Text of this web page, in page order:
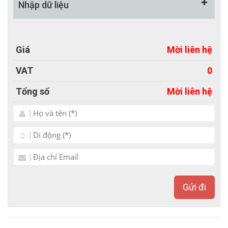
sản phẩm chỉ bằng 1 thao tác đơn giản.
- Tính năng Zoom, lật ảnh.
Facebook / Zalo.
- Hỗ trợ đổi màu chủ đạo miễn phí
- Hỗ trợ tối đa cho việc chăm sóc khách hàng.
- Thiết kế web chuẩn SEO, đầy đủ các công cụ hỗ trợ
SEO.
+ URL Thân thiện
+ Thẻ meta chung cho website
+ Thẻ meta cho từng sản phẩm, tin tức
Nhập dữ liệu
Giá
Mời liên hệ
VAT
0
Tổng số
Mời liên hệ
Gửi đi